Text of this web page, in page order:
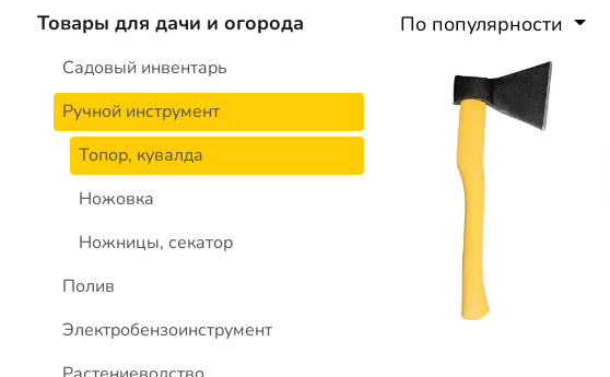
Товары для дачи и огорода
Садовый инвентарь
Ручной инструмент
Топор, кувалда
Ножовка
Ножницы, секатор
Полив
Электробензоинструмент
По популярности